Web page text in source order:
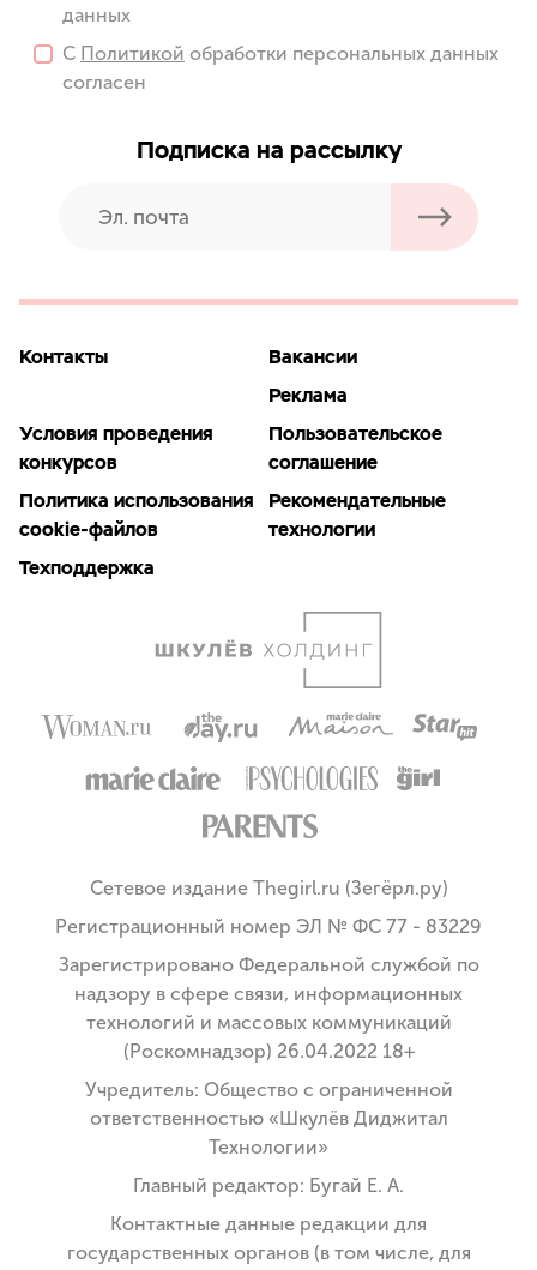
данных
С Политикой обработки персональных данных
согласен
Подписка на рассылку
Контакты
Вакансии
Реклама
Условия проведения
конкурсов
Пользовательское
соглашение
Политика использования
cookie-файлов
Рекомендательные
технологии
Техподдержка
Сетевое издание Thegirl.ru (Зегёрл.ру)
Регистрационный номер ЭЛ № ФС 77 - 83229
Зарегистрировано Федеральной службой по
надзору в сфере связи, информационных
технологий и массовых коммуникаций
(Роскомнадзор) 26.04.2022 18+
Учредитель: Общество с ограниченной
ответственностью «Шкулёв Диджитал
Технологии»
Главный редактор: Бугай Е. А.
Контактные данные редакции для
государственных органов (в том числе, для